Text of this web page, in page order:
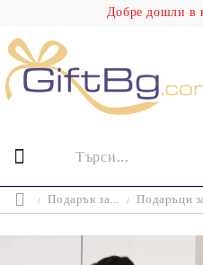
Добре дошли в
Подарък за... Подаръци